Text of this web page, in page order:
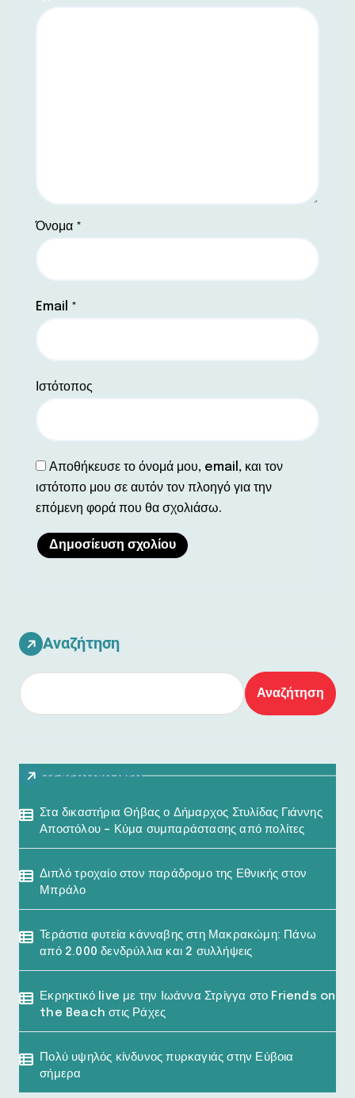
Όνομα *
Email *
Ιστότοπος
Αποθήκευσε το όνομά μου, email, και τον
ιστότοπο μου σε αυτόν τον πλοηγό για την
επόμενη φορά που θα σχολιάσω.
Αναζήτηση
Αναζήτηση
Τελευταία Νέα
Στα δικαστήρια Θήβας ο Δήμαρχος Στυλίδας Γιάννης
Αποστόλου – Κύμα συμπαράστασης από πολίτες
Διπλό τροχαίο στον παράδρομο της Εθνικής στον
Μπράλο
Τεράστια φυτεία κάνναβης στη Μακρακώμη: Πάνω
από 2.000 δενδρύλλια και 2 συλλήψεις
Εκρηκτικό live με την Ιωάννα Στρίγγα στο Friends on
the Beach στις Ράχες
Πολύ υψηλός κίνδυνος πυρκαγιάς στην Εύβοια
σήμερα